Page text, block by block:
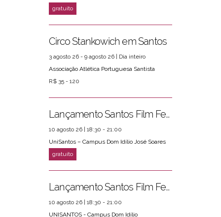
Circo Stankowich em Santos
3 agosto 26 - 9 agosto 26 | Dia inteiro
Associação Atlética Portuguesa Santista
R$ 35 - 120
Lançamento Santos Film Fest
10 agosto 26 | 18:30 - 21:00
UniSantos – Campus Dom Idílio José Soares
Lançamento Santos Film Fest
10 agosto 26 | 18:30 - 21:00
UNISANTOS - Campus Dom Idílio